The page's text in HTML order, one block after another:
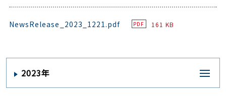
NewsRelease_2023_1221.pdf PDF 161 KB
2023年